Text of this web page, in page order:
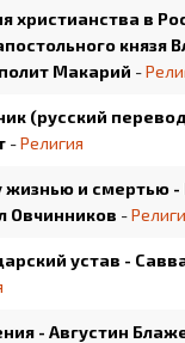
христианства в
князя
Макарий -
(русский
-Религия
и смертью -
Овчинников -
устав -
- Августин